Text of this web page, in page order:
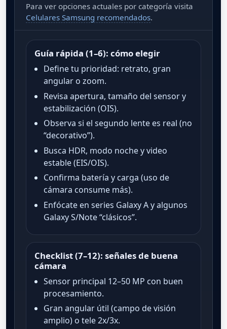
Para ver opciones actuales por categoría visita
Celulares Samsung recomendados.
Guía rápida (1–6): cómo elegir
Define tu prioridad: retrato, gran
angular o zoom.
Revisa apertura, tamaño del sensor y
estabilización (OIS).
Observa si el segundo lente es real (no
“decorativo”).
Busca HDR, modo noche y video
estable (EIS/OIS).
Confirma batería y carga (uso de
cámara consume más).
Enfócate en series Galaxy A y algunos
Galaxy S/Note “clásicos”.
Checklist (7–12): señales de buena
cámara
Sensor principal 12–50 MP con buen
procesamiento.
Gran angular útil (campo de visión
amplio) o tele 2x/3x.